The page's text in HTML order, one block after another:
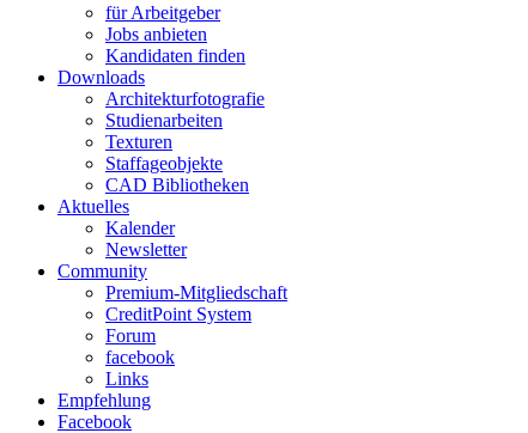
für Arbeitgeber
Jobs anbieten
Kandidaten finden
Downloads
Architekturfotografie
Studienarbeiten
Texturen
Staffageobjekte
CAD Bibliotheken
Aktuelles
Kalender
Newsletter
Community
Premium-Mitgliedschaft
CreditPoint System
Forum
facebook
Links
Empfehlung
Facebook